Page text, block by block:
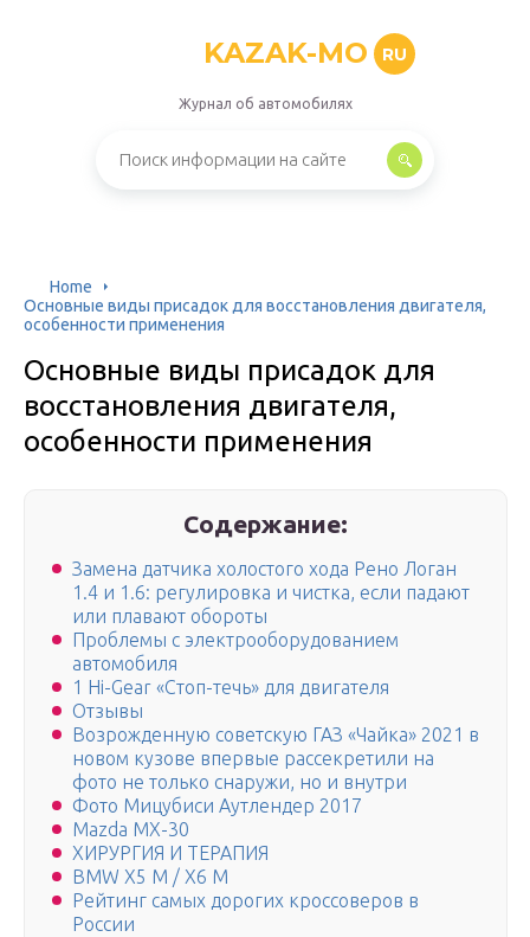
KAZAK-MO RU
Журнал об автомобилях
Home
Основные виды присадок для восстановления двигателя,
особенности применения
Основные виды присадок для
восстановления двигателя,
особенности применения
Содержание:
Замена датчика холостого хода Рено Логан
1.4 и 1.6: регулировка и чистка, если падают
или плавают обороты
Проблемы с электрооборудованием
автомобиля
1 Hi-Gear «Стоп-течь» для двигателя
Отзывы
Возрожденную советскую ГАЗ «Чайка» 2021 в
новом кузове впервые рассекретили на
фото не только снаружи, но и внутри
Фото Мицубиси Аутлендер 2017
Mazda MX-30
ХИРУРГИЯ И ТЕРАПИЯ
BMW X5 M / X6 M
Рейтинг самых дорогих кроссоверов в
России